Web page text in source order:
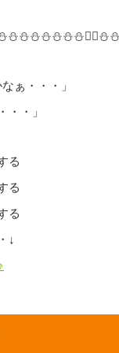
ぁ・・・」
・・」
る
る
る
↓